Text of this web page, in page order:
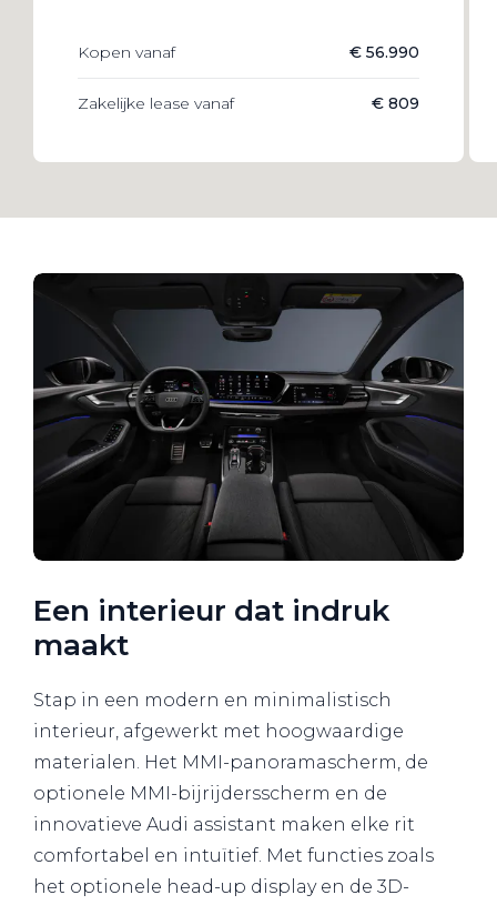
Kopen vanaf € 56.990
Zakelijke lease vanaf € 809
Een interieur dat indruk
maakt
Stap in een modern en minimalistisch
interieur, afgewerkt met hoogwaardige
materialen. Het MMI-panoramascherm, de
optionele MMI-bijrijdersscherm en de
innovatieve Audi assistant maken elke rit
comfortabel en intuïtief. Met functies zoals
het optionele head-up display en de 3D-